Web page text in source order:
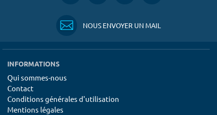
NOUS ENVOYER UN MAIL
INFORMATIONS
Qui sommes-nous
Contact
Conditions générales d'utilisation
Mentions légales